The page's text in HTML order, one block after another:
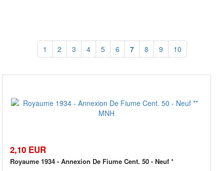
1 2 3 4 5 6 7 8 9 10
2,10 EUR
Royaume 1934 - Annexion De Fiume Cent. 50 - Neuf *